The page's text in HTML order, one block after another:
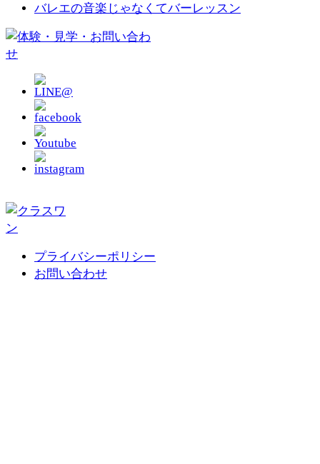
バレエの音楽じゃなくてバーレッスン
プライバシーポリシー
お問い合わせ